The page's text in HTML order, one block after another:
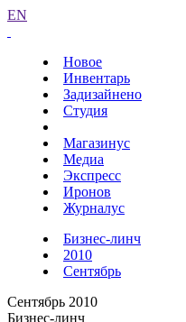
EN
Новое
Инвентарь
Задизайнено
Студия
Магазинус
Медиа
Экспресс
Иронов
Журналус
Бизнес-линч
2010
Сентябрь
Сентябрь 2010
Бизнес-линч